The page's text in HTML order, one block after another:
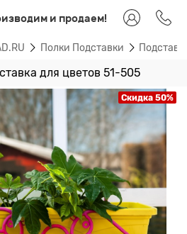
и продаем!
Полки Подставки
для цветов 51-505
Скидка 50%